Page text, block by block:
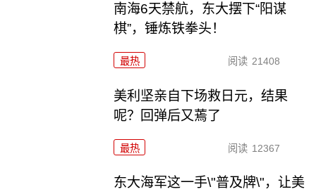
南海6天禁航，东大摆下“阳谋
棋”，锤炼铁拳头！
最热 阅读 21408
美利坚亲自下场救日元，结果
呢？回弹后又蔫了
最热 阅读 12367
东大海军这一手\"普及牌\"，让美